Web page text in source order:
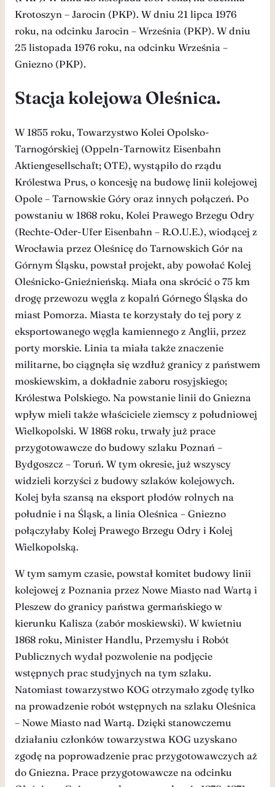
Krotoszyn – Jarocin (PKP). W dniu 21 lipca 1976
roku, na odcinku Jarocin – Września (PKP). W dniu
25 listopada 1976 roku, na odcinku Września –
Gniezno (PKP).
Stacja kolejowa Oleśnica.
W 1855 roku, Towarzystwo Kolei Opolsko-
Tarnogórskiej (Oppeln-Tarnowitz Eisenbahn
Aktiengesellschaft; OTE), wystąpiło do rządu
Królestwa Prus, o koncesję na budowę linii kolejowej
Opole – Tarnowskie Góry oraz innych połączeń. Po
powstaniu w 1868 roku, Kolei Prawego Brzegu Odry
(Rechte-Oder-Ufer Eisenbahn – R.O.U.E.), wiodącej z
Wrocławia przez Oleśnicę do Tarnowskich Gór na
Górnym Śląsku, powstał projekt, aby powołać Kolej
Oleśnicko-Gnieźnieńską. Miała ona skrócić o 75 km
drogę przewozu węgla z kopalń Górnego Śląska do
miast Pomorza. Miasta te korzystały do tej pory z
eksportowanego węgla kamiennego z Anglii, przez
porty morskie. Linia ta miała także znaczenie
militarne, bo ciągnęła się wzdłuż granicy z państwem
moskiewskim, a dokładnie zaboru rosyjskiego;
Królestwa Polskiego. Na powstanie linii do Gniezna
wpływ mieli także właściciele ziemscy z południowej
Wielkopolski. W 1868 roku, trwały już prace
przygotowawcze do budowy szlaku Poznań –
Bydgoszcz – Toruń. W tym okresie, już wszyscy
widzieli korzyści z budowy szlaków kolejowych.
Kolej była szansą na eksport płodów rolnych na
południe i na Śląsk, a linia Oleśnica – Gniezno
połączyłaby Kolej Prawego Brzegu Odry i Kolej
Wielkopolską.
W tym samym czasie, powstał komitet budowy linii
kolejowej z Poznania przez Nowe Miasto nad Wartą i
Pleszew do granicy państwa germańskiego w
kierunku Kalisza (zabór moskiewski). W kwietniu
1868 roku, Minister Handlu, Przemysłu i Robót
Publicznych wydał pozwolenie na podjęcie
wstępnych prac studyjnych na tym szlaku.
Natomiast towarzystwo KOG otrzymało zgodę tylko
na prowadzenie robót wstępnych na szlaku Oleśnica
– Nowe Miasto nad Wartą. Dzięki stanowczemu
działaniu członków towarzystwa KOG uzyskano
zgodę na poprowadzenie prac przygotowawczych aż
do Gniezna. Prace przygotowawcze na odcinku